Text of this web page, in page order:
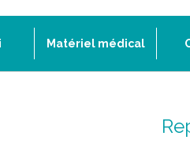
Matériel médical